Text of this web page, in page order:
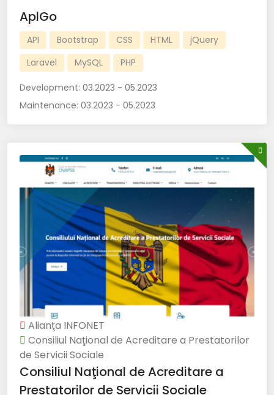
AplGo
API Bootstrap CSS HTML
jQuery
Laravel
MySQL PHP
Development: 03.2023 - 05.2023
Maintenance: 03.2023 - 05.2023
Alianţa INFONET
Consiliul Naţional de Acreditare a Prestatorilor
de Servicii Sociale
Consiliul Naţional de Acreditare a
Prestatorilor de Servicii Sociale